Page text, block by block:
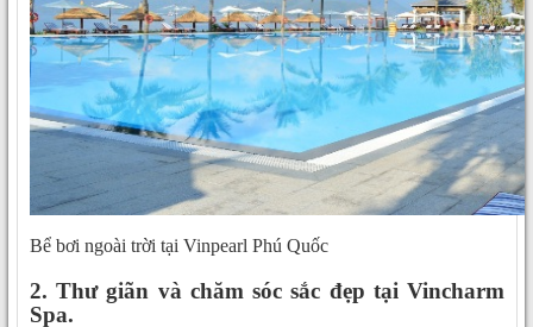
Bể bơi ngoài trời tại Vinpearl Phú Quốc
2. Thư giãn và chăm sóc sắc đẹp tại Vincharm
Spa.